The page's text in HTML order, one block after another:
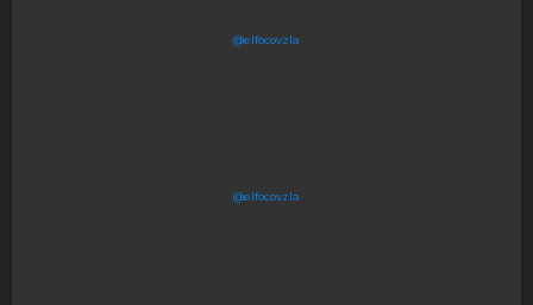
@elfocovzla
@elfocovzla